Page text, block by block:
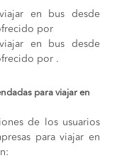
en bus desde
por
en bus desde
por .
para viajar en
de los usuarios
para viajar en